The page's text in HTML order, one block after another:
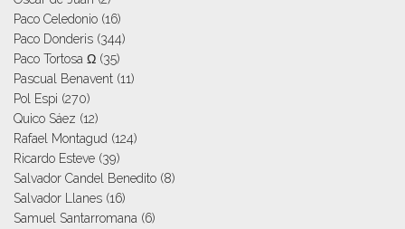
Paco Celedonio (16)
Paco Donderis (344)
Paco Tortosa Ω (35)
Pascual Benavent (11)
Pol Espi (270)
Quico Sáez (12)
Rafael Montagud (124)
Ricardo Esteve (39)
Salvador Candel Benedito (8)
Salvador Llanes (16)
Samuel Santarromana (6)